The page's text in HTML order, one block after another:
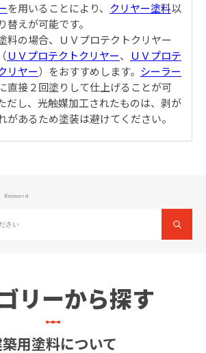
を用いることにより、 クリヤー塗料以
替えが可能です。
料の場合、ＵＶプロテクトクリヤー
ＵＶプロテクトクリヤー、
ＵＶプロテ
リヤー）をおすすめします。 シーラー
直接２回塗りして仕上げることが可
だし、光触媒加工されたものは、剥が
があるため塗装は避けてください。
Keyword
リーから探す
用塗料について